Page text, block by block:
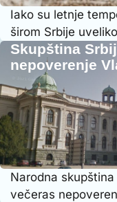
Iako su letnje
širom Srbije
Skupština
nepoverenje
Narodna
večeras